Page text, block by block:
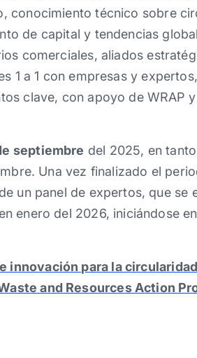
conocimiento técnico sobre
de capital y tendencias
comerciales, aliados
1 a 1 con empresas y
clave, con apoyo de WRAP
septiembre del 2025, en
Una vez finalizado el
un panel de expertos, que se
enero del 2026, iniciándose
innovación para la
and Resources Action